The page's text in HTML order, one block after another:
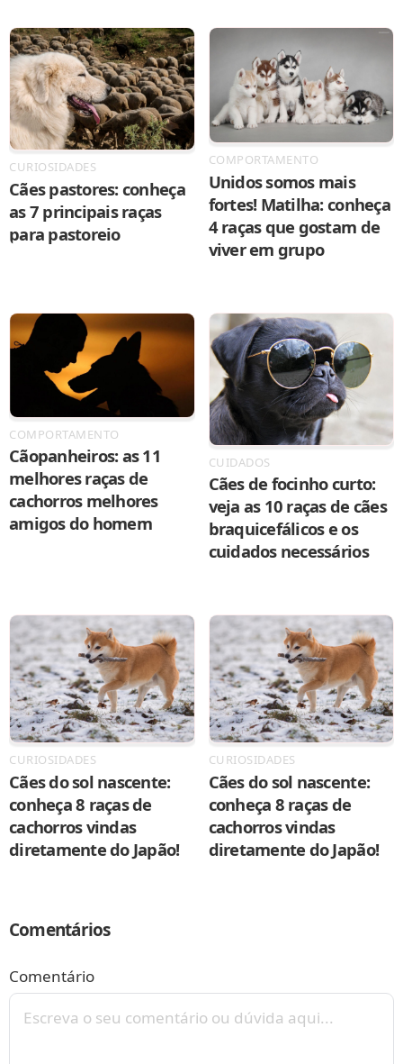
CURIOSIDADES
Cães pastores: conheça
as 7 principais raças
para pastoreio
COMPORTAMENTO
Unidos somos mais
fortes! Matilha: conheça
4 raças que gostam de
viver em grupo
COMPORTAMENTO
Cãopanheiros: as 11
melhores raças de
cachorros melhores
amigos do homem
CUIDADOS
Cães de focinho curto:
veja as 10 raças de cães
braquicefálicos e os
cuidados necessários
CURIOSIDADES
Cães do sol nascente:
conheça 8 raças de
cachorros vindas
diretamente do Japão!
CURIOSIDADES
Cães do sol nascente:
conheça 8 raças de
cachorros vindas
diretamente do Japão!
Comentários
Comentário